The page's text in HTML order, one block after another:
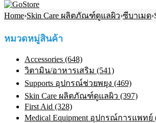
Home›Skin Care ผลิตภัณฑ์ดูแลผิว›ซีบาเมด›
หมวดหมู่สินค้า
Accessories (648)
วิตามิน/อาหารเสริม (541)
Supports อุปกรณ์ช่วยพยุง (469)
Skin Care ผลิตภัณฑ์ดูแลผิว (397)
First Aid (328)
Medical Equipment อุปกรณ์การแพทย์